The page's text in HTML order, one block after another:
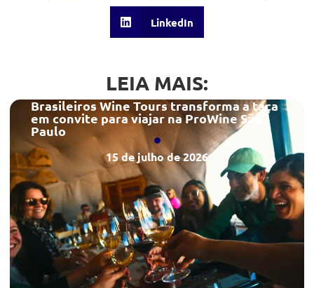
LinkedIn
LEIA MAIS:
Brasileiros Wine Tours transforma a taça
em convite para viajar na ProWine São
Paulo
15 de julho de 2026